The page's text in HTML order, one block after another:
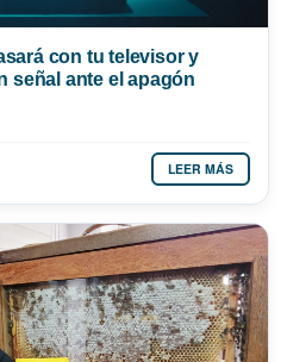
con tu televisor y
señal ante el apagón
LEER MÁS